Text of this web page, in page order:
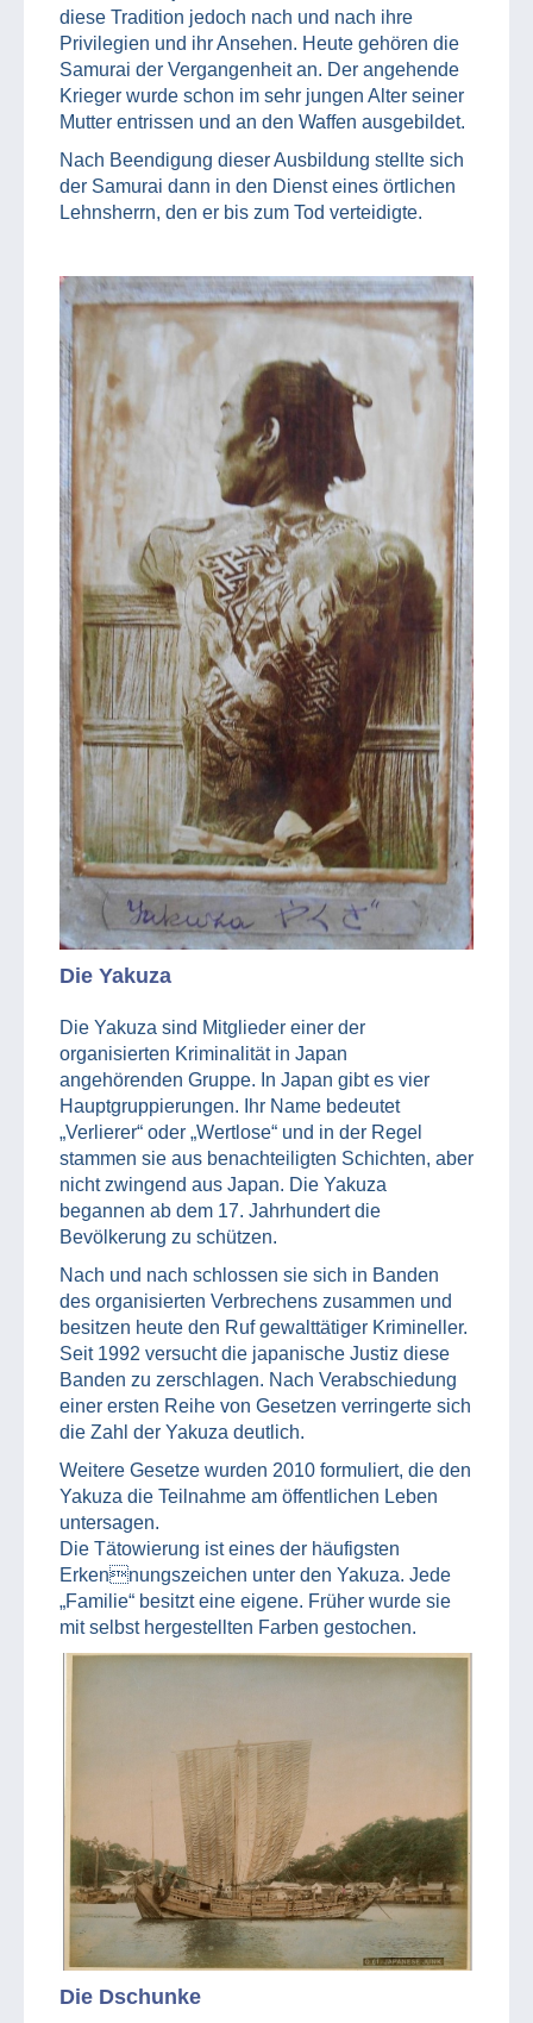
diese Tradition jedoch nach und nach ihre
Privilegien und ihr Ansehen. Heute gehören die
Samurai der Vergangenheit an. Der angehende
Krieger wurde schon im sehr jungen Alter seiner
Mutter entrissen und an den Waffen ausgebildet.
Nach Beendigung dieser Ausbildung stellte sich
der Samurai dann in den Dienst eines örtlichen
Lehnsherrn, den er bis zum Tod verteidigte.
Die Yakuza
Die Yakuza sind Mitglieder einer der
organisierten Kriminalität in Japan
angehörenden Gruppe. In Japan gibt es vier
Hauptgruppierungen. Ihr Name bedeutet
„Verlierer“ oder „Wertlose“ und in der Regel
stammen sie aus benachteiligten Schichten, aber
nicht zwingend aus Japan. Die Yakuza
begannen ab dem 17. Jahrhundert die
Bevölkerung zu schützen.
Nach und nach schlossen sie sich in Banden
des organisierten Verbrechens zusammen und
besitzen heute den Ruf gewalttätiger Krimineller.
Seit 1992 versucht die japanische Justiz diese
Banden zu zerschlagen. Nach Verabschiedung
einer ersten Reihe von Gesetzen verringerte sich
die Zahl der Yakuza deutlich.
Weitere Gesetze wurden 2010 formuliert, die den
Yakuza die Teilnahme am öffentlichen Leben
untersagen.
Die Tätowierung ist eines der häufigsten
Erkennungszeichen unter den Yakuza. Jede
„Familie“ besitzt eine eigene. Früher wurde sie
mit selbst hergestellten Farben gestochen.
Die Dschunke